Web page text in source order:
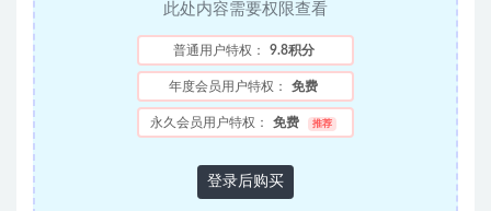
此处内容需要权限查看
普通用户特权： 9.8积分
年度会员用户特权： 免费
永久会员用户特权： 免费 推荐
登录后购买